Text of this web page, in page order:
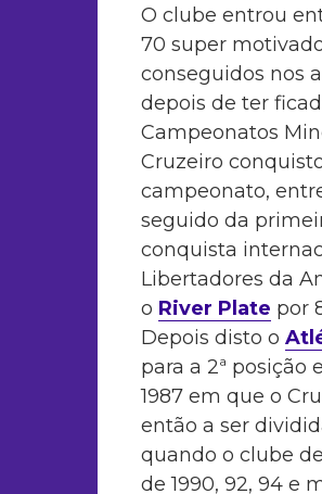
O clube entrou
70 super
conseguidos nos
depois de ter
Campeonatos
Cruzeiro
campeonato,
seguido da
conquista
Libertadores da
o River Plate por
Depois disto o
para a 2ª posição
1987 em que o
então a ser
quando o clube
de 1990, 92, 94 e